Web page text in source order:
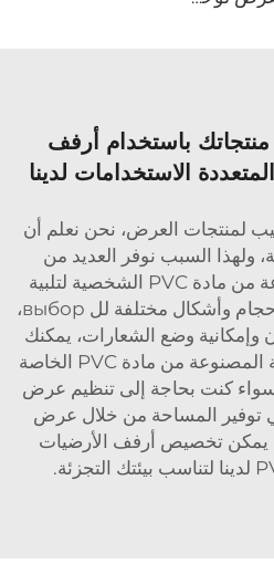
باستخدام أرفف
الاستخدامات لدينا
لمنتجات العرض، نحن نعلم أن
السبب نوفر العديد من
عروض الأرضيات المصنوعة من مادة PVC الشخصية لتلبية
احتياجات عملائنا. مع توفر أحجام وأشكال مختلفة لل выбор،
وإمكانية وضع الشعارات، يمكنك
جعل أرفف الأرضيات المرنة المصنوعة من مادة PVC الخاصة
سواء كنت بحاجة إلى تنظيم عرض
المساحة من خلال عرض
تخصيص أرفف الأرضيات